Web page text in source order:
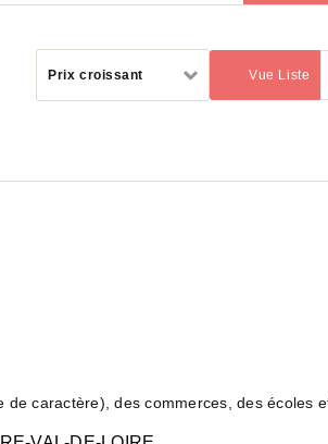
Prix croissant Vue Liste
(activé)
caractère), des commerces, des écoles